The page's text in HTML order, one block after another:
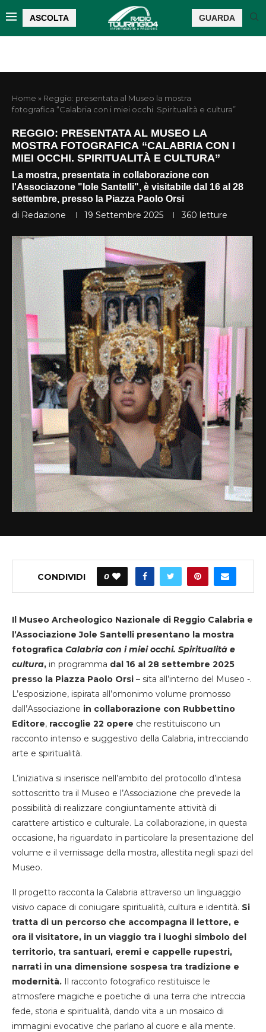
ASCOLTA GUARDA
Home » Reggio: presentata al Museo la mostra
fotografica “Calabria con i miei occhi. Spiritualità e cultura”
REGGIO: PRESENTATA AL MUSEO LA
MOSTRA FOTOGRAFICA “CALABRIA CON I
MIEI OCCHI. SPIRITUALITÀ E CULTURA”
La mostra, presentata in collaborazione con
l'Associazone "Iole Santelli", è visitabile dal 16 al 28
settembre, presso la Piazza Paolo Orsi
di Redazione 19 Settembre 2025 360 letture
CONDIVIDI 0
Il Museo Archeologico Nazionale di Reggio Calabria e
l’Associazione Jole Santelli presentano la mostra
fotografica Calabria con i miei occhi. Spiritualità e
cultura, in programma dal 16 al 28 settembre 2025
presso la Piazza Paolo Orsi – sita all’interno del Museo -.
L’esposizione, ispirata all’omonimo volume promosso
dall’Associazione in collaborazione con Rubbettino
Editore, raccoglie 22 opere che restituiscono un
racconto intenso e suggestivo della Calabria, intrecciando
arte e spiritualità.
L’iniziativa si inserisce nell’ambito del protocollo d’intesa
sottoscritto tra il Museo e l’Associazione che prevede la
possibilità di realizzare congiuntamente attività di
carattere artistico e culturale. La collaborazione, in questa
occasione, ha riguardato in particolare la presentazione del
volume e il vernissage della mostra, allestita negli spazi del
Museo.
Il progetto racconta la Calabria attraverso un linguaggio
visivo capace di coniugare spiritualità, cultura e identità. Si
tratta di un percorso che accompagna il lettore, e
ora il visitatore, in un viaggio tra i luoghi simbolo del
territorio, tra santuari, eremi e cappelle rupestri,
narrati in una dimensione sospesa tra tradizione e
modernità. Il racconto fotografico restituisce le
atmosfere magiche e poetiche di una terra che intreccia
fede, storia e spiritualità, dando vita a un mosaico di
immagini evocative che parlano al cuore e alla mente.